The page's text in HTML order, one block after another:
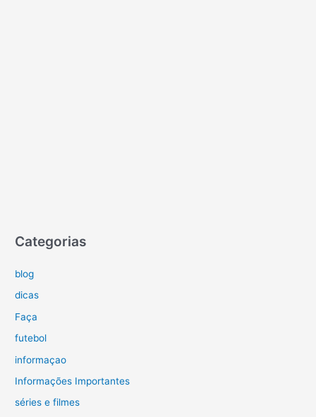
Categorias
blog
dicas
Faça
futebol
informaçao
Informações Importantes
séries e filmes